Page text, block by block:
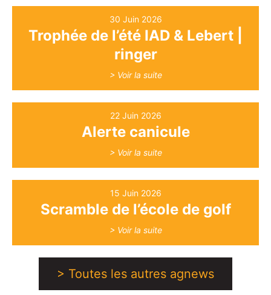
30 Juin 2026
Trophée de l’été IAD & Lebert |
ringer
> Voir la suite
22 Juin 2026
Alerte canicule
> Voir la suite
15 Juin 2026
Scramble de l’école de golf
> Voir la suite
> Toutes les autres agnews